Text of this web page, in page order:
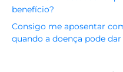
benefício?
Consigo me aposentar
quando a doença pode